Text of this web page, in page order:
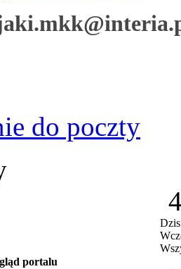
do poczty
portalu